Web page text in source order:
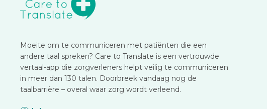
Moeite om te communiceren met patiënten die een
andere taal spreken? Care to Translate is een vertrouwde
vertaal-app die zorgverleners helpt veilig te communiceren
in meer dan 130 talen. Doorbreek vandaag nog de
taalbarrière – overal waar zorg wordt verleend.